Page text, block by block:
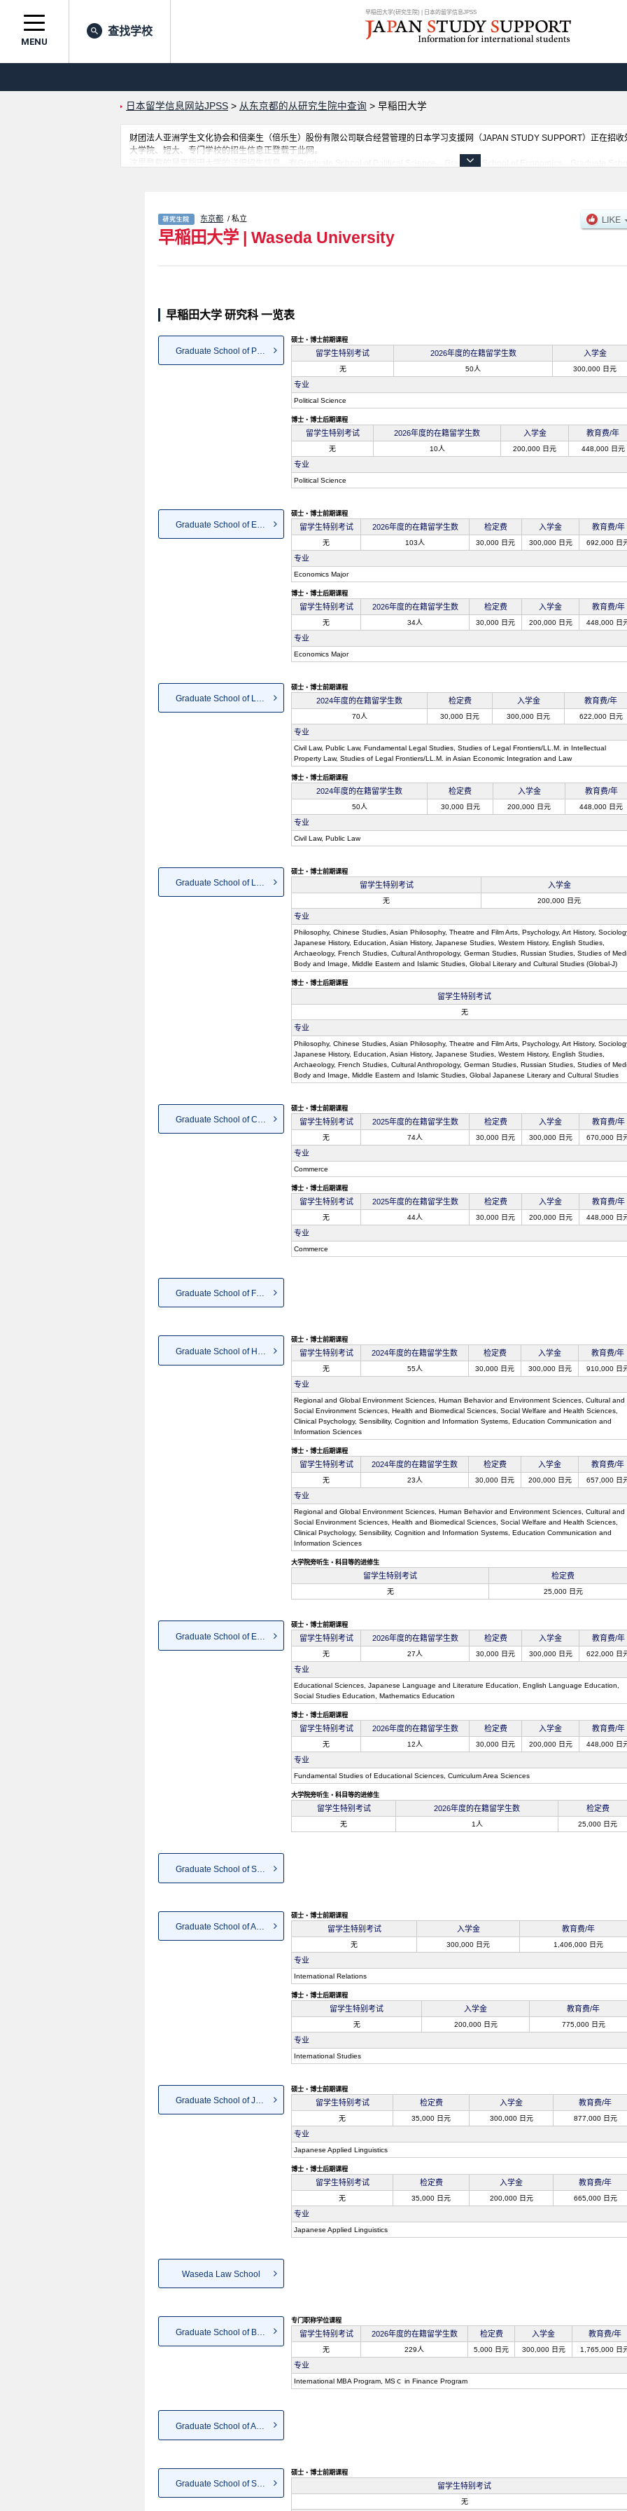
早稲田大学(研究生院) | 日本的留学信息JPSS
MENU
查找学校
日本留学信息网站JPSS > 从东京都的从研究生院中查询 > 早稲田大学
财团法人亚洲学生文化协会和倍楽生（倍乐生）股份有限公司联合经营管理的日本学习支援网（JAPAN STUDY SUPPORT）正在招
大学院、短大、专门学校的招生信息正登载于此网。
这里登载的是早稲田大学的详细招生信息。有Graduate School of Political Science、Graduate School of Economics、Graduate
Advanced Science and Engineering、Graduate School of Environment and Energy Engineering、Graduate School of
的不同信息。招收名额、合格人数等考试信息，以及设施介绍、联系方式等外国留学生必要的信息都登载于此，请务必查阅和利用此网
东京都 / 私立
早稲田大学 | Waseda University
早稲田大学 研究科 一览表
Graduate School of Political ...
硕士・博士前期课程
留学生特别考试 2026年度的在籍留学生数 入学金
无 50人 300,000 日元
专业
Political Science
博士・博士后期课程
留学生特别考试 2026年度的在籍留学生数 入学金 教育费/年
无 10人 200,000 日元 448,000 日元
专业
Political Science
Graduate School of Economics
硕士・博士前期课程
留学生特别考试 2026年度的在籍留学生数 检定费 入学金 教育费/年
无 103人 30,000 日元 300,000 日元 692,000 日
专业
Economics Major
博士・博士后期课程
留学生特别考试 2026年度的在籍留学生数 检定费 入学金 教育费/年
无 34人 30,000 日元 200,000 日元 448,000 日
专业
Economics Major
Graduate School of Law
硕士・博士前期课程
2024年度的在籍留学生数 检定费 入学金 教育费/年
70人 30,000 日元 300,000 日元 622,000 日元
专业
Civil Law, Public Law, Fundamental Legal Studies, Studies of Legal Frontiers/LL.M. in Intellectual
Property Law, Studies of Legal Frontiers/LL.M. in Asian Economic Integration and Law
博士・博士后期课程
2024年度的在籍留学生数 检定费 入学金 教育费/年
50人 30,000 日元 200,000 日元 448,000 日元
专业
Civil Law, Public Law
Graduate School of Letters, A...
硕士・博士前期课程
留学生特别考试 入学金
无 200,000 日元
专业
Philosophy, Chinese Studies, Asian Philosophy, Theatre and Film Arts, Psychology, Art History,
Japanese History, Education, Asian History, Japanese Studies, Western History, English Studies,
Archaeology, French Studies, Cultural Anthropology, German Studies, Russian Studies, Studies of
Body and Image, Middle Eastern and Islamic Studies, Global Literary and Cultural Studies (Global-J)
博士・博士后期课程
留学生特别考试
无
专业
Philosophy, Chinese Studies, Asian Philosophy, Theatre and Film Arts, Psychology, Art History,
Japanese History, Education, Asian History, Japanese Studies, Western History, English Studies,
Archaeology, French Studies, Cultural Anthropology, German Studies, Russian Studies, Studies of
Body and Image, Middle Eastern and Islamic Studies, Global Japanese Literary and Cultural Studies
Graduate School of Commerce
硕士・博士前期课程
留学生特别考试 2025年度的在籍留学生数 检定费 入学金 教育费/年
无 74人 30,000 日元 300,000 日元 670,000 日
专业
Commerce
博士・博士后期课程
留学生特别考试 2025年度的在籍留学生数 检定费 入学金 教育费/年
无 44人 30,000 日元 200,000 日元 448,000 日
专业
Commerce
Graduate School of Fundamenta...
硕士・博士前期课程
留学生特别考试 2024年度的在籍留学生数 检定费 入学金 教育费/年
无 55人 30,000 日元 300,000 日元 910,000 日
专业
Regional and Global Environment Sciences, Human Behavior and Environment Sciences, Cultural and
Social Environment Sciences, Health and Biomedical Sciences, Social Welfare and Health Sciences,
Clinical Psychology, Sensibility, Cognition and Information Systems, Education Communication and
Information Sciences
博士・博士后期课程
留学生特别考试 2024年度的在籍留学生数 检定费 入学金 教育费/年
无 23人 30,000 日元 200,000 日元 657,000 日
专业
Regional and Global Environment Sciences, Human Behavior and Environment Sciences, Cultural and
Social Environment Sciences, Health and Biomedical Sciences, Social Welfare and Health Sciences,
Clinical Psychology, Sensibility, Cognition and Information Systems, Education Communication and
Information Sciences
大学院旁听生・科目等的进修生
留学生特别考试 检定费
无 25,000 日元
硕士・博士前期课程
留学生特别考试 2026年度的在籍留学生数 检定费 入学金 教育费/年
无 27人 30,000 日元 300,000 日元 622,000 日
专业
Educational Sciences, Japanese Language and Literature Education, English Language Education,
Social Studies Education, Mathematics Education
博士・博士后期课程
留学生特别考试 2026年度的在籍留学生数 检定费 入学金 教育费/年
无 12人 30,000 日元 200,000 日元 448,000 日
专业
Fundamental Studies of Educational Sciences, Curriculum Area Sciences
大学院旁听生・科目等的进修生
留学生特别考试 2026年度的在籍留学生数 检定费
无 1人 25,000 日元
Graduate School of Asia-Pacif...
硕士・博士前期课程
留学生特别考试 入学金 教育费/年
无 300,000 日元 1,406,000 日元
专业
International Relations
博士・博士后期课程
留学生特别考试 入学金 教育费/年
无 200,000 日元 775,000 日元
专业
International Studies
Graduate School of Japanese A...
硕士・博士前期课程
留学生特别考试 检定费 入学金 教育费/年
无 35,000 日元 300,000 日元 877,000 日元
专业
Japanese Applied Linguistics
博士・博士后期课程
留学生特别考试 检定费 入学金 教育费/年
无 35,000 日元 200,000 日元 665,000 日元
专业
Japanese Applied Linguistics
Waseda Law School
专门职称学位课程
留学生特别考试 2026年度的在籍留学生数 检定费 入学金 教育费/年
无 229人 5,000 日元 300,000 日元 1,765,000 日
专业
International MBA Program, MSｃ in Finance Program
Graduate School of Sport Scie...
硕士・博士前期课程
留学生特别考试
无